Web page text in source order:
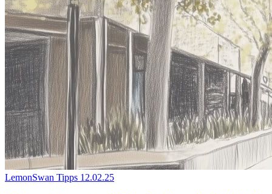
LemonSwan Tipps 12.02.25